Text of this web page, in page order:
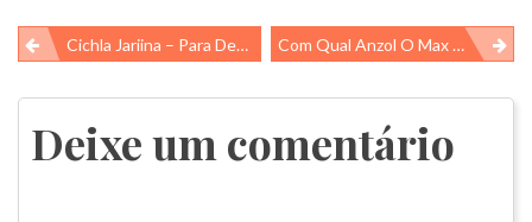
Navegação
de
Post
Cichla Jariina – Para Descobrir É Só Resolver O Joguinho Com Qual Anzol O Max Vai Conseguir Pescar O Peixe Verde?
Deixe um comentário